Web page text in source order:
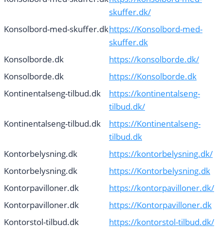
skuffer.dk/
Konsolbord-med-skuffer.dkhttps://Konsolbord-med-
skuffer.dk
Konsolborde.dk
https://konsolborde.dk/
Konsolborde.dk
https://Konsolborde.dk
Kontinentalseng-tilbud.dk
https://kontinentalseng-
tilbud.dk/
Kontinentalseng-tilbud.dk
https://Kontinentalseng-
tilbud.dk
Kontorbelysning.dk
https://kontorbelysning.dk/
Kontorbelysning.dk
https://Kontorbelysning.dk
Kontorpavilloner.dk
https://kontorpavilloner.dk/
Kontorpavilloner.dk
https://Kontorpavilloner.dk
Kontorstol-tilbud.dk
https://kontorstol-tilbud.dk/